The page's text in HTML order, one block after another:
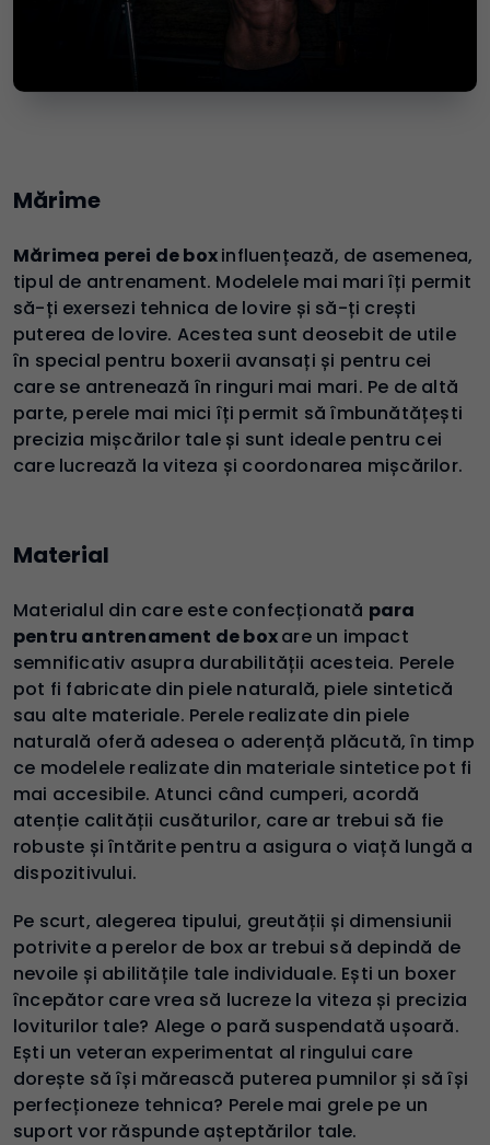
Mărime
Mărimea perei de boxinfluențează, de asemenea,
tipul de antrenament. Modelele mai mari îți permit
să-ți exersezi tehnica de lovire și să-ți crești
puterea de lovire. Acestea sunt deosebit de utile
în special pentru boxerii avansați și pentru cei
care se antrenează în ringuri mai mari. Pe de altă
parte, perele mai mici îți permit să îmbunătățești
precizia mișcărilor tale și sunt ideale pentru cei
care lucrează la viteza și coordonarea mișcărilor.
Material
Materialul din care este confecționată para
pentru antrenament de boxare un impact
semnificativ asupra durabilității acesteia. Perele
pot fi fabricate din piele naturală, piele sintetică
sau alte materiale. Perele realizate din piele
naturală oferă adesea o aderență plăcută, în timp
ce modelele realizate din materiale sintetice pot fi
mai accesibile. Atunci când cumperi, acordă
atenție calității cusăturilor, care ar trebui să fie
robuste și întărite pentru a asigura o viață lungă a
dispozitivului.
Pe scurt, alegerea tipului, greutății și dimensiunii
potrivite a perelor de box ar trebui să depindă de
nevoile și abilitățile tale individuale. Ești un boxer
începător care vrea să lucreze la viteza și precizia
loviturilor tale? Alege o pară suspendată ușoară.
Ești un veteran experimentat al ringului care
dorește să își mărească puterea pumnilor și să își
perfecționeze tehnica? Perele mai grele pe un
suport vor răspunde așteptărilor tale.